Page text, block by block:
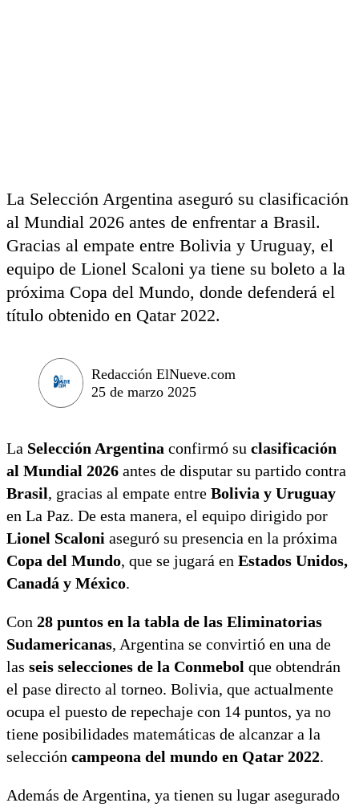
La Selección Argentina aseguró su clasificación
al Mundial 2026 antes de enfrentar a Brasil.
Gracias al empate entre Bolivia y Uruguay, el
equipo de Lionel Scaloni ya tiene su boleto a la
próxima Copa del Mundo, donde defenderá el
título obtenido en Qatar 2022.
Redacción ElNueve.com
25 de marzo 2025
La Selección Argentina confirmó su clasificación
al Mundial 2026 antes de disputar su partido contra
Brasil, gracias al empate entre Bolivia y Uruguay
en La Paz. De esta manera, el equipo dirigido por
Lionel Scaloni aseguró su presencia en la próxima
Copa del Mundo, que se jugará en Estados Unidos,
Canadá y México.
Con 28 puntos en la tabla de las Eliminatorias
Sudamericanas, Argentina se convirtió en una de
las seis selecciones de la Conmebol que obtendrán
el pase directo al torneo. Bolivia, que actualmente
ocupa el puesto de repechaje con 14 puntos, ya no
tiene posibilidades matemáticas de alcanzar a la
selección campeona del mundo en Qatar 2022.
Además de Argentina, ya tienen su lugar asegurado